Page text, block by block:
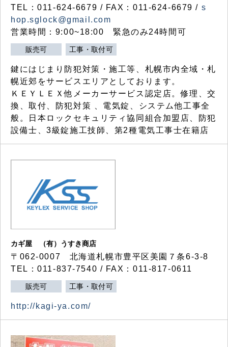
TEL：011-624-6679 / FAX：011-624-6679 / s
hop.sglock@gmail.com
営業時間：9:00~18:00 緊急のみ24時間可
販売可 工事・取付可
鍵にはじまり防犯対策・施工等、札幌市内全域・札
幌近郊をサービスエリアとしております。
ＫＥＹＬＥＸ他メーカーサービス認定店。修理、交
換、取付、防犯対策 、電気錠、システム他工事全
般。日本ロックセキュリティ協同組合加盟店、防犯
設備士、3級錠施工技師、第2種電気工事士在籍店
カギ屋 （有）うすき商店
〒062-0007 北海道札幌市豊平区美園７条6-3-8
TEL：011-837-7540 / FAX：011-817-0611
販売可 工事・取付可
http://kagi-ya.com/